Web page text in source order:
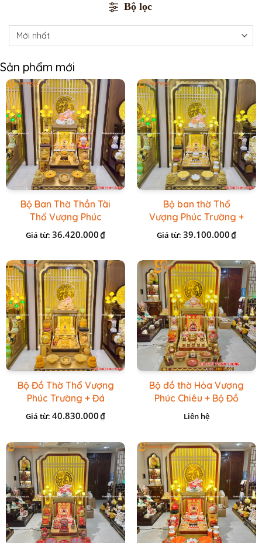
Bộ lọc
Sản phẩm mới
Bộ Ban Thờ Thần Tài
Thổ Vượng Phúc
Trường + Bộ Đồ Sứ
Cao Cấp Gấm Vàng
Giá từ: 36.420.000₫
Bộ ban thờ Thổ
Vượng Phúc Trường +
Đồ Sứ Vàng Đá Cao
Giá từ: 39.100.000₫
Bộ Đồ Thờ Thổ Vượng
Phúc Trường + Đá
Onix Vàng
Giá từ: 40.830.000₫
Bộ đồ thờ Hỏa Vượng
Phúc Chiêu + Bộ Đồ
Thờ Đá Đỏ Bọc Đồng
Cao cấp
Liên hệ